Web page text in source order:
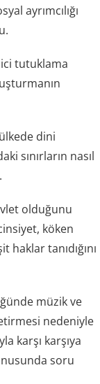
ayrımcılığı
tutuklama
dini
sınırların nasıl
olduğunu
köken
haklar tanıdığını
müzik ve
nedeniyle
karşı karşıya
soru